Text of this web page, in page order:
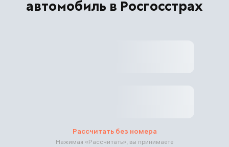
автомобиль в Росгосстрах
Рассчитать без номера
Нажимая «Рассчитать», вы принимаете